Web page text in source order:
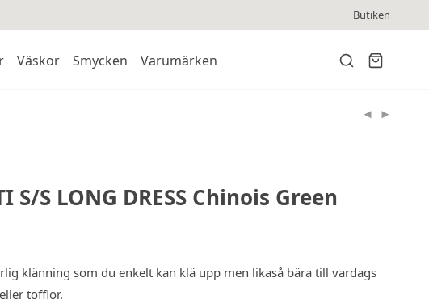
Butiken
Väskor Smycken Varumärken
S/S LONG DRESS Chinois Green
klänning som du enkelt kan klä upp men likaså bära till vardags
tofflor.